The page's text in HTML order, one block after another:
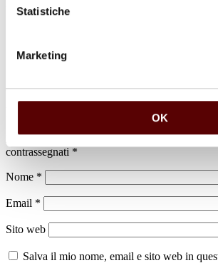
Statistiche
Marketing
OK
Cimitero di Cento
Il tuo indirizzo email non sarà pubblicato. I
contrassegnati *
Nome *
Email *
Sito web
Salva il mio nome, email e sito web in